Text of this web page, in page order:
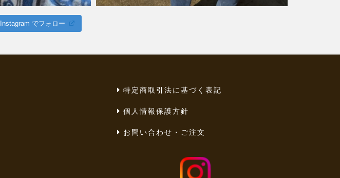
Instagram でフォロー
特定商取引法に基づく表記
個人情報保護方針
お問い合わせ・ご注文